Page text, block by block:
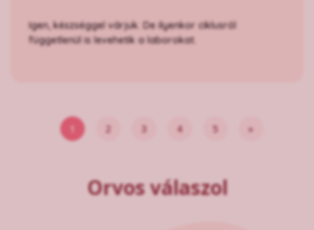
Orvos válaszol
Igen, készséggel várjuk. De ilyenkor ciklusról
függetlenül is levehetik a laborokat.
1 2 3 4 5 »